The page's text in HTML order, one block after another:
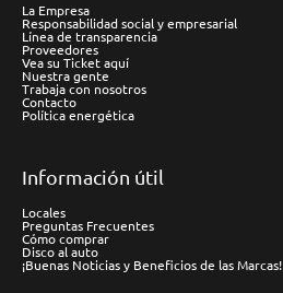
La Empresa
Responsabilidad social y empresarial
Línea de transparencia
Proveedores
Vea su Ticket aquí
Nuestra gente
Trabaja con nosotros
Contacto
Política energética
Información útil
Locales
Preguntas Frecuentes
Cómo comprar
Disco al auto
¡Buenas Noticias y Beneficios de las Marcas!